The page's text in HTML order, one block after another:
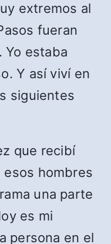
extremos al
fueran
Yo estaba
Y así viví en
siguientes
que recibí
esos hombres
una parte
es mi
persona en el